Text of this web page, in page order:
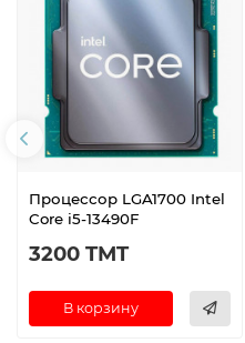
Процессор LGA1700 Intel
Core i5-13490F
3200 TMT
В корзину